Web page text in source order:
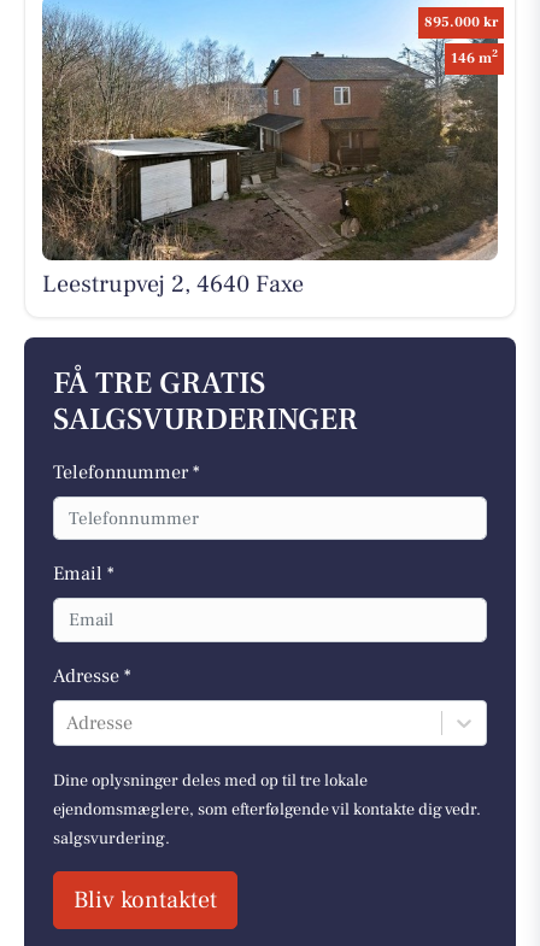
895.000 kr
146 m2
Leestrupvej 2, 4640 Faxe
FÅ TRE GRATIS
SALGSVURDERINGER
Telefonnummer *
Email *
Adresse *
Adresse
Dine oplysninger deles med op til tre lokale
ejendomsmæglere, som efterfølgende vil kontakte dig vedr.
salgsvurdering.
Bliv kontaktet